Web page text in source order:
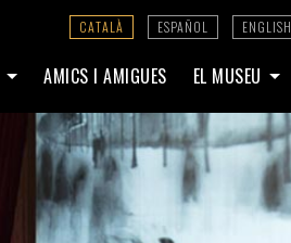
CATALÀ ESPAÑOL ENGLISH
AMICS I AMIGUES EL MUSEU